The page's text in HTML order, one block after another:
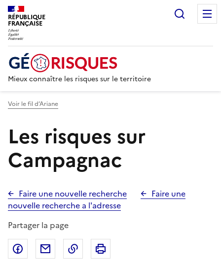
RÉPUBLIQUE
FRANÇAISE
Mieux connaître les risques sur le territoire
Voir le fil d’Ariane
Les risques sur
Campagnac
Faire une nouvelle recherche
Faire une
nouvelle recherche a l'adresse
Partager la page
Partager sur Facebook
Partager par emailCopier dans le presse-papier